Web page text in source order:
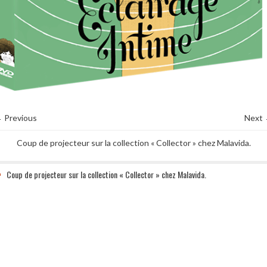
Next
Coup de projecteur sur la collection « Collector » chez Malavida.
Coup de projecteur sur la collection « Collector » chez Malavida.